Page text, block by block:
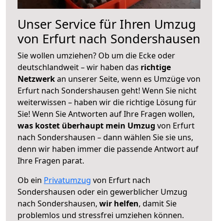
Unser Service für Ihren Umzug
von Erfurt nach Sondershausen
Sie wollen umziehen? Ob um die Ecke oder
deutschlandweit – wir haben das richtige
Netzwerkan unserer Seite, wenn es Umzüge von
Erfurt nach Sondershausen geht! Wenn Sie nicht
weiterwissen – haben wir die richtige Lösung für
Sie! Wenn Sie Antworten auf Ihre Fragen wollen,
was kostet überhaupt mein Umzug von Erfurt
nach Sondershausen – dann wählen Sie sie uns,
denn wir haben immer die passende Antwort auf
Ihre Fragen parat.
Ob ein Privatumzug von Erfurt nach
Sondershausen oder ein gewerblicher Umzug
nach Sondershausen, wir helfen, damit Sie
problemlos und stressfrei umziehen können.